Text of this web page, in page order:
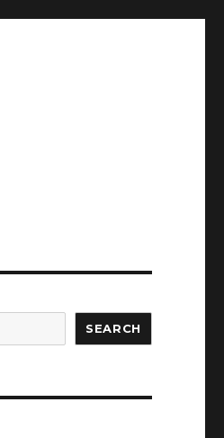
SEARCH